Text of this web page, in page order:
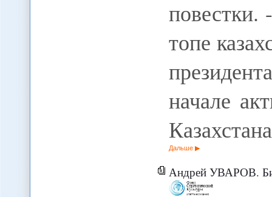
повестки.
топе
начале
Дальше
Андрей УВАРОВ.